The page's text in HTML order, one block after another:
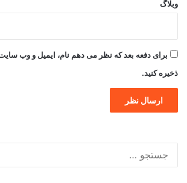
وبلاگ
برای دفعه بعد که نظر می دهم نام، ایمیل و وب
ذخیره کنید.